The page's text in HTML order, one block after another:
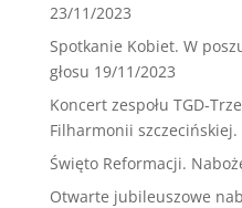
23/11/2023
Spotkanie Kobiet. W
głosu 19/11/2023
Koncert zespołu TGD-
Filharmonii szczecińskiej.
Święto Reformacji.
Otwarte jubileuszowe